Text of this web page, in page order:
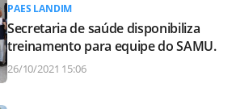
PAES LANDIM
Secretaria de saúde disponibiliza
treinamento para equipe do SAMU.
26/10/2021 15:06